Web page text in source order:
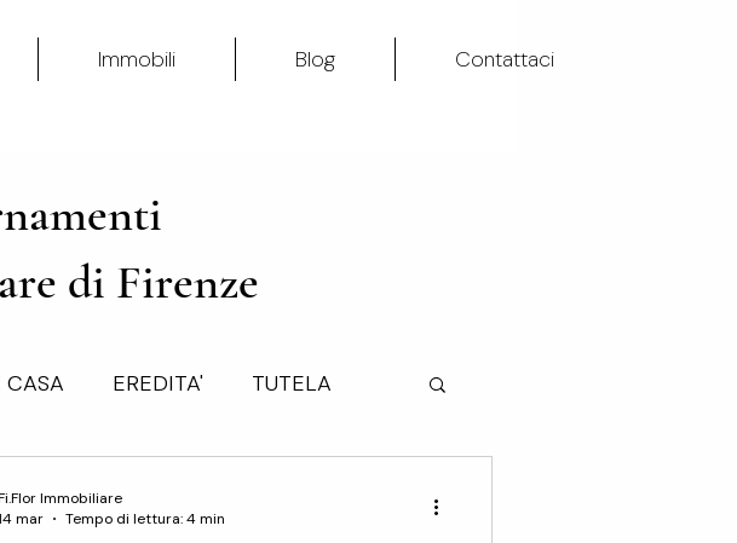
Immobili Blog Contattaci
di Firenze
CASA EREDITA' TUTELA
Immobiliare
mar
Tempo di lettura: 4 min